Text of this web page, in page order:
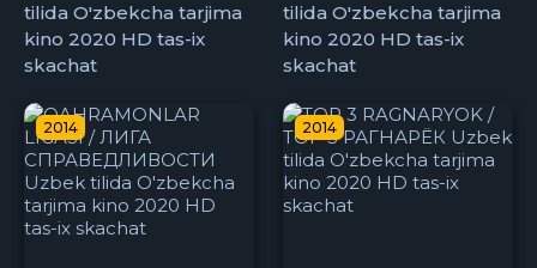
tilida O'zbekcha tarjima
kino 2020 HD tas-ix
skachat
tilida O'zbekcha tarjima
kino 2020 HD tas-ix
skachat
2014 2014